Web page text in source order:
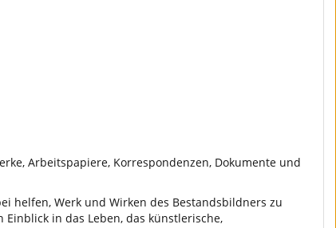
Arbeitspapiere, Korrespondenzen, Dokumente und
helfen, Werk und Wirken des Bestandsbildners zu
in das Leben, das künstlerische,